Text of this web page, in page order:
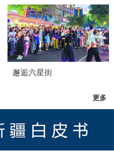
邂逅六星街
更多